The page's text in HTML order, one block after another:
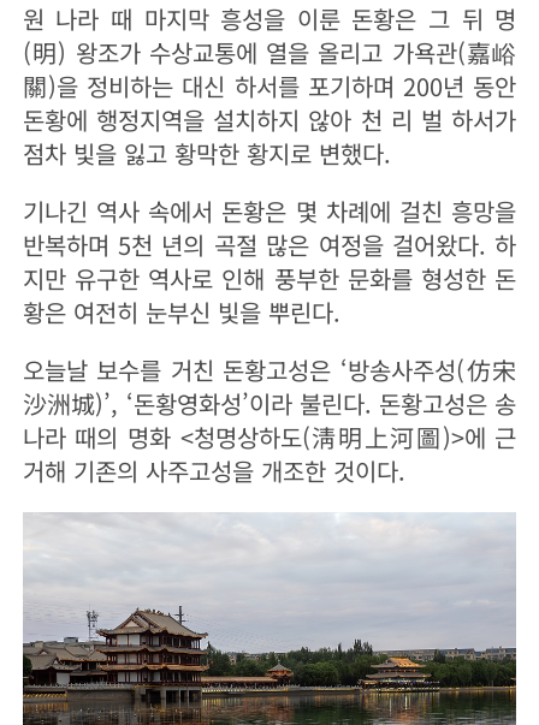
원 나라 때 마지막 흥성을 이룬 돈황은 그 뒤 명
(明) 왕조가 수상교통에 열을 올리고 가욕관(嘉峪
關)을 정비하는 대신 하서를 포기하며 200년 동안
돈황에 행정지역을 설치하지 않아 천 리 벌 하서가
점차 빛을 잃고 황막한 황지로 변했다.
기나긴 역사 속에서 돈황은 몇 차례에 걸친 흥망을
반복하며 5천 년의 곡절 많은 여정을 걸어왔다. 하
지만 유구한 역사로 인해 풍부한 문화를 형성한 돈
황은 여전히 눈부신 빛을 뿌린다.
오늘날 보수를 거친 돈황고성은 ‘방송사주성(仿宋
沙洲城)’, ‘돈황영화성’이라 불린다. 돈황고성은 송
나라 때의 명화 <청명상하도(淸明上河圖)>에 근
거해 기존의 사주고성을 개조한 것이다.